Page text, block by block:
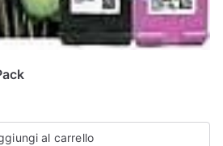
al carrello